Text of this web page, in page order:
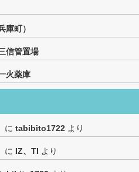
庫町）
信管置場
火薬庫
に tabibito1722 より
に IZ、TI より